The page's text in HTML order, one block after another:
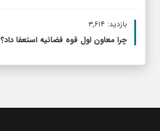
بازدید: ۳,۶۱۴
چرا معاون اول قوه قضائیه استعفا داد؟